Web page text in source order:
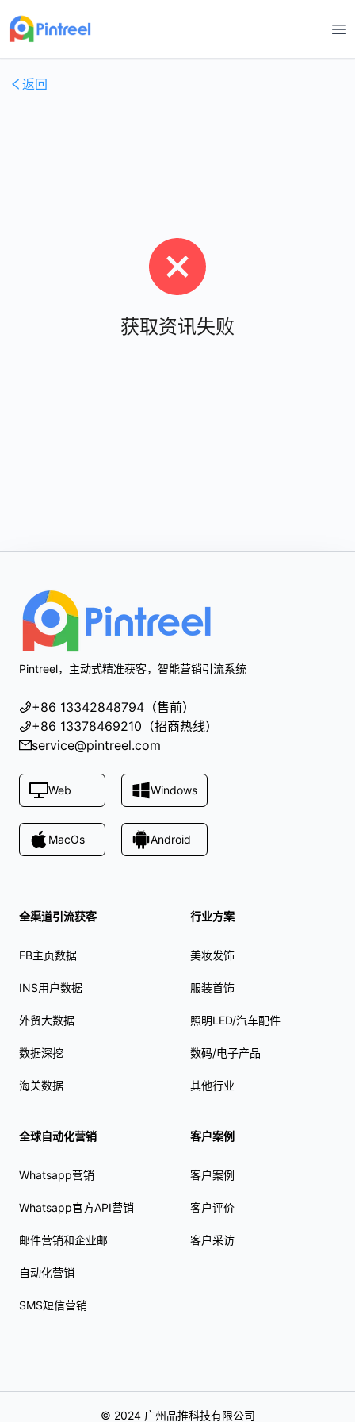
打
返回
获取资讯失败
Pintreel，主动式精准获客，智能营销引流系统
+86 13342848794（售前）
+86 13378469210（招商热线）
service@pintreel.com
Web Windows
MacOs Android
全渠道引流获客
FB主页数据
INS用户数据
外贸大数据
数据深挖
海关数据
全球自动化营销
Whatsapp营销
Whatsapp官方API营销
邮件营销和企业邮
自动化营销
SMS短信营销
行业方案
美妆发饰
服装首饰
照明LED/汽车配件
数码/电子产品
其他行业
客户案例
客户案例
客户评价
客户采访
© 2024 广州品推科技有限公司